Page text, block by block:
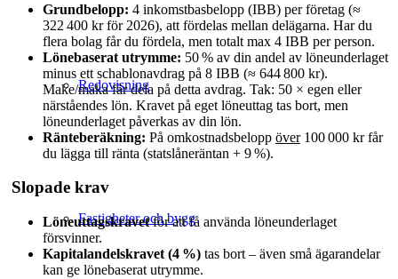
Redovisning
Fastigheter och bygg
Grundbelopp: 4 inkomstbasbelopp (IBB) per företag (≈
322 400 kr för 2026), att fördelas mellan delägarna. Har du
flera bolag får du fördela, men totalt max 4 IBB per person.
Lönebaserat utrymme: 50 % av din andel av löneunderlaget
minus ett schablonavdrag på 8 IBB (≈ 644 800 kr).
Make/maka får dela på detta avdrag. Tak: 50 × egen eller
närståendes lön. Kravet på eget löneuttag tas bort, men
löneunderlaget påverkas av din lön.
Ränteberäkning: På omkostnadsbelopp över100 000 kr får
du lägga till ränta (statslåneräntan + 9 %).
Slopade krav
Löneuttagskravetför att få använda löneunderlaget
försvinner.
Kapitalandelskravet (4 %) tas bort – även små ägarandelar
kan ge lönebaserat utrymme.